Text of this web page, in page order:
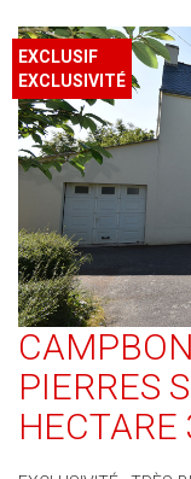
EXCLUSIF
EXCLUSIVITÉ
PIERRES
HECTARE